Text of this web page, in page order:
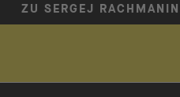
ZU SERGEJ